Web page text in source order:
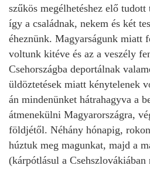
szűkös megélhetéshez elő
így a családnak, nekem és két
éheznünk. Magyarságunk miatt
voltunk kitéve és az a veszély
Csehországba deportálnak
üldöztetések miatt kénytelenek
án mindenünket hátrahagyva a
átmenekülni Magyarországra,
földjétől. Néhány hónapig,
húztuk meg magunkat, majd a
(kárpótlásul a